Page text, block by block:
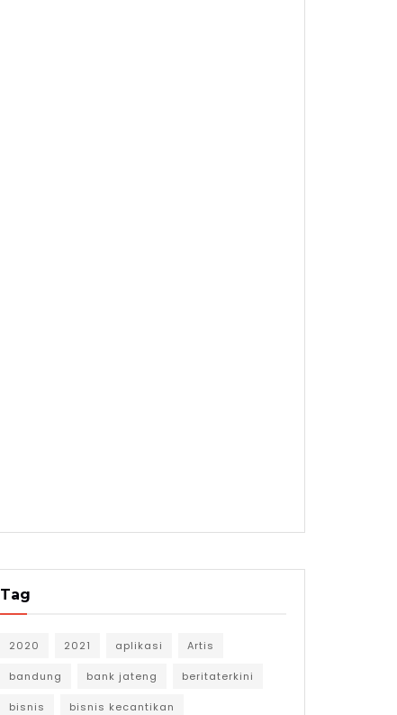
Tag
2020 2021 aplikasi Artis
bandung bank jateng beritaterkini
bisnis bisnis kecantikan